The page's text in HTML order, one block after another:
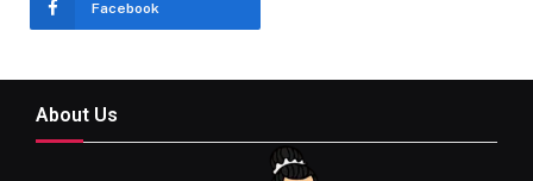
Facebook
About Us